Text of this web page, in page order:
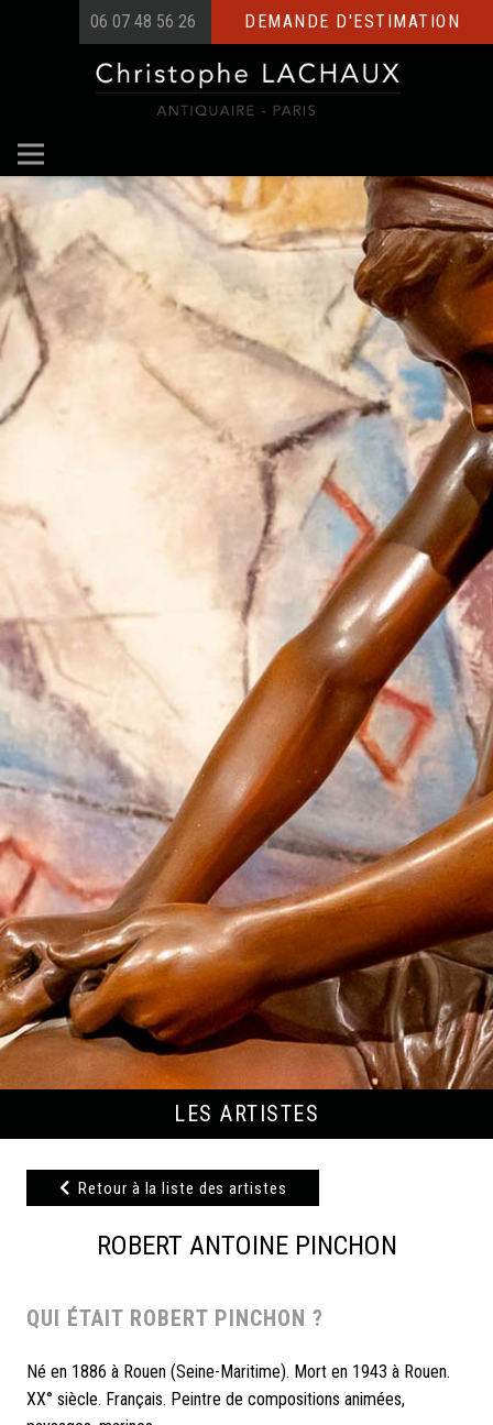
06 07 48 56 26 DEMANDE D'ESTIMATION
LES ARTISTES
Retour à la liste des artistes
ROBERT ANTOINE PINCHON
QUI ÉTAIT ROBERT PINCHON ?
Né en 1886 à Rouen (Seine-Maritime). Mort en 1943 à Rouen.
XX° siècle. Français. Peintre de compositions animées,